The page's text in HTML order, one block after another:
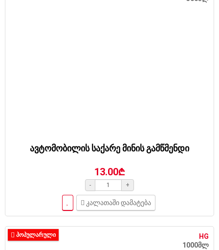
ავტომობილის საქარე მინის გამწმენდი
13.00₾
- +
კალათაში დამატება
HG
1000მლ
ᲞᲝᲞᲣᲚᲐᲠᲣᲚᲘ